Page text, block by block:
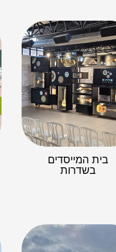
בית המייסדים
בשדרות